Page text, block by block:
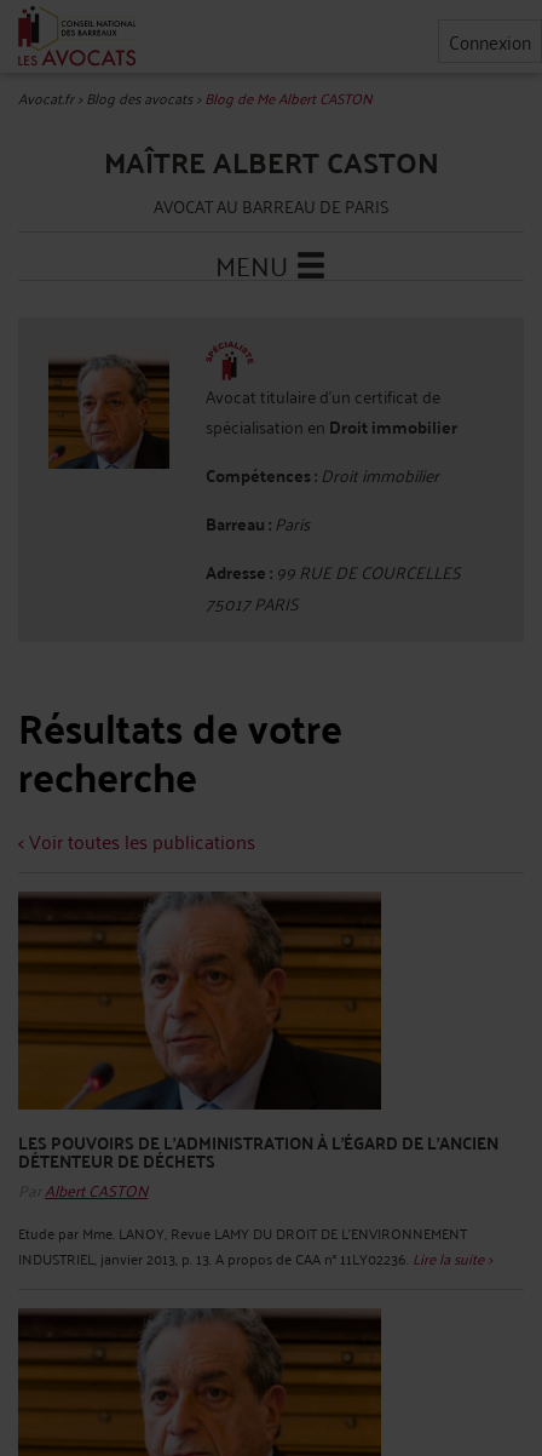
Connexion
Avocat.fr>Blog des avocats>Blog de Me Albert CASTON
MAÎTRE ALBERT CASTON
AVOCAT AU BARREAU DE PARIS
MENU
Avocat titulaire d'un certificat de
spécialisation en Droit immobilier
Compétences : Droit immobilier
Barreau : Paris
Adresse : 99 RUE DE COURCELLES
75017 PARIS
Résultats de votre
recherche
< Voir toutes les publications
LES POUVOIRS DE L'ADMINISTRATION À L'ÉGARD DE L'ANCIEN
DÉTENTEUR DE DÉCHETS
ParAlbert CASTON
Etude par Mme. LANOY, Revue LAMY DU DROIT DE L'ENVIRONNEMENT
INDUSTRIEL, janvier 2013, p. 13. A propos de CAA n° 11LY02236. Lire la suite >